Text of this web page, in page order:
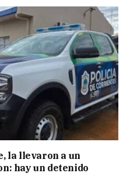
la llevaron a un
hay un detenido